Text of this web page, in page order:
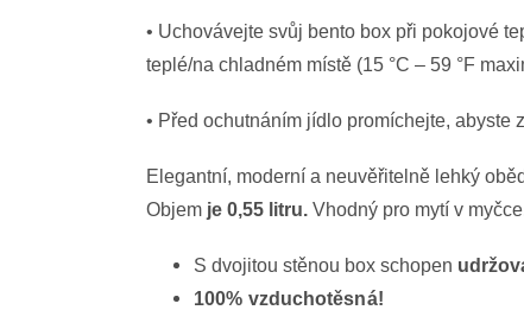
• Uchovávejte svůj bento box při pokojové
teplé/na chladném místě (15 °C – 59 °F
• Před ochutnáním jídlo promíchejte, abyste
Elegantní, moderní a neuvěřitelně lehký
Objem je 0,55 litru. Vhodný pro mytí v
S dvojitou stěnou box schopen
100% vzduchotěsná!